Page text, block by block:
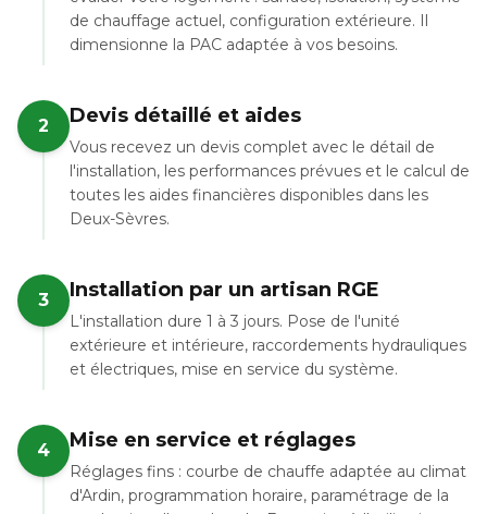
de chauffage actuel, configuration extérieure. Il
dimensionne la PAC adaptée à vos besoins.
2 Devis détaillé et aides
Vous recevez un devis complet avec le détail de
l'installation, les performances prévues et le calcul de
toutes les aides financières disponibles dans les
Deux-Sèvres.
3 Installation par un artisan RGE
L'installation dure 1 à 3 jours. Pose de l'unité
extérieure et intérieure, raccordements hydrauliques
et électriques, mise en service du système.
4 Mise en service et réglages
Réglages fins : courbe de chauffe adaptée au climat
d'Ardin, programmation horaire, paramétrage de la